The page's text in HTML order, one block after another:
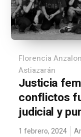
Florencia
Astiazarán
Justicia
conflictos
judicial y
1 febrero, 2024